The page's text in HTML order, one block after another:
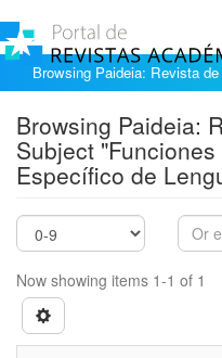
Browsing Paideia: Revista
Browsing Paideia:
Subject
Específico de
Now showing items 1-1 of 1